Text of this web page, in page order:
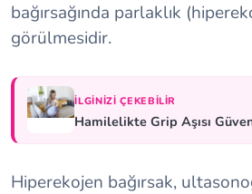
bağırsağında parlaklık
görülmesidir.
İLGINIZI ÇEKEBILIR
Hamilelikte Grip Aşısı
Hiperekojen bağırsak,